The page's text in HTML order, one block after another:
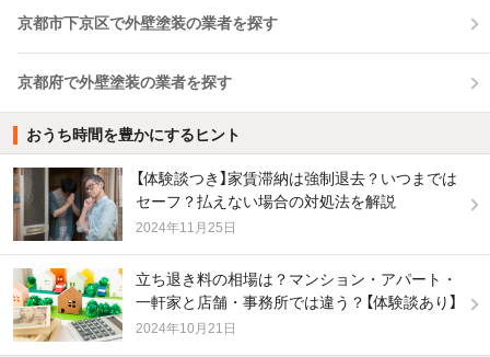
京都市下京区で外壁塗装の業者を探す
京都府で外壁塗装の業者を探す
おうち時間を豊かにするヒント
【体験談つき】家賃滞納は強制退去？いつまでは
セーフ？払えない場合の対処法を解説
2024年11月25日
立ち退き料の相場は？マンション・アパート・
一軒家と店舗・事務所では違う？【体験談あり】
2024年10月21日